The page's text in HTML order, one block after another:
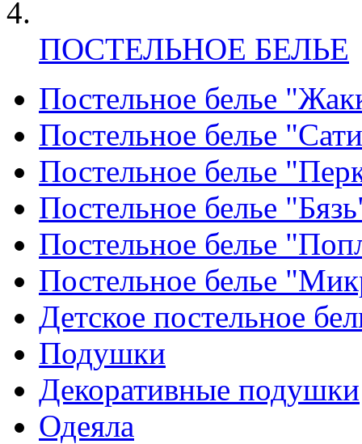
ПОСТЕЛЬНОЕ БЕЛЬЕ
Постельное белье
Постельное белье
Постельное белье
Постельное белье
Постельное белье
Постельное белье
Детское постельное
Подушки
Декоративные подушки
Одеяла